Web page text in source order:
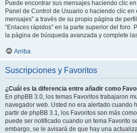
Puede encontrar sus mensajes haciendo clic en
Panel de Control de Usuario o haciendo clic en
mensajes” a través de su propio página de
“Enlaces rápidos” en la parte superior del foro.
la página de búsqueda avanzada y complete
Arriba
Suscripciones y Favoritos
¿Cuál es la diferencia entre añadir como
En phpBB 3.0, los temas Favoritos trabajaron
navegador web. Usted no era alertado cuando
partir de phpBB 3.1, los Favoritos son más
puede ser notificado cuando un tema Favorito
embargo, se le avisará de que hay una